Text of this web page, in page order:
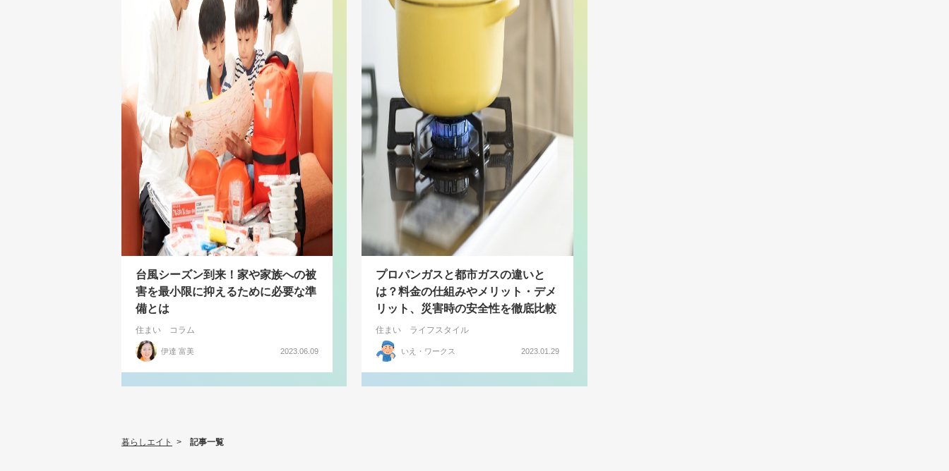
台風シーズン到来！家や家族への被
害を最小限に抑えるために必要な準
備とは
住まい コラム
伊達 富美 2023.06.09
プロパンガスと都市ガスの違いと
は？料金の仕組みやメリット・デメ
リット、災害時の安全性を徹底比較
住まい ライフスタイル
いえ・ワークス 2023.01.29
暮らしエイト > 記事一覧